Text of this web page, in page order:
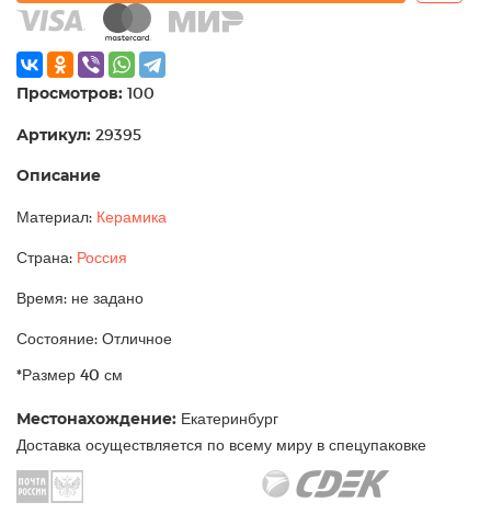
Просмотров: 100
Артикул: 29395
Описание
Материал: Керамика
Страна: Россия
Время: не задано
Состояние: Отличное
*Размер 40 см
Местонахождение: Екатеринбург
Доставка осуществляется по всему миру в спецупаковке